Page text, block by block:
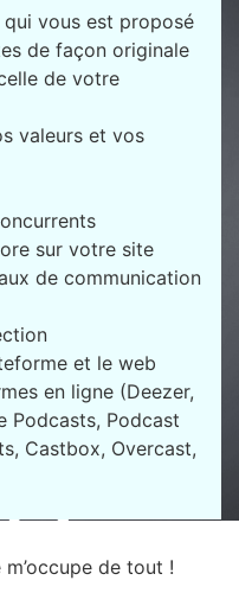
qui vous est proposé
de façon originale
de votre
valeurs et vos
sur votre site
de communication
et le web
en ligne (Deezer,
Podcasts, Podcast
Castbox, Overcast,
m’occupe de tout !